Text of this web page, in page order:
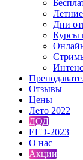
Дни
Курсы
Отзывы
Цены
Лето 2022
ДОД
ЕГЭ-2023
О нас
Акции